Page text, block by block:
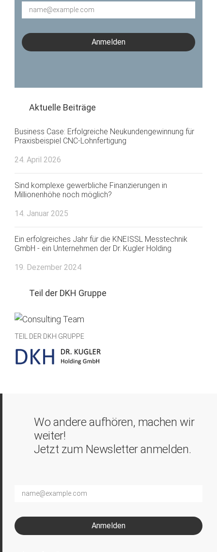
Mail*
Anmelden
Aktuelle Beiträge
Business Case: Erfolgreiche Neukundengewinnung für
Praxisbeispiel CNC-Lohnfertigung
24. April 2026
Sind komplexe gewerbliche Finanzierungen in
Millionenhöhe noch möglich?
14. Januar 2025
Ein erfolgreiches Jahr für die KNEISSL Messtechnik
GmbH - ein Unternehmen der Dr. Kugler Holding
19. Dezember 2024
Teil der DKH Gruppe
TEIL DER DKH GRUPPE
Wo andere aufhören, machen wir
weiter!
Jetzt zum Newsletter anmelden.
Anmelden